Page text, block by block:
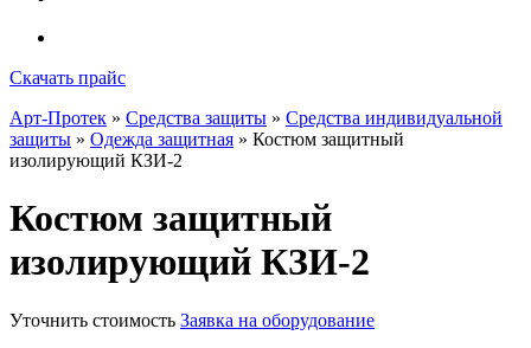
Скачать прайс
Арт-Протек » Средства защиты » Средства индивидуальной
защиты » Одежда защитная » Костюм защитный
изолирующий КЗИ-2
Костюм защитный
изолирующий КЗИ-2
Уточнить стоимость Заявка на оборудование